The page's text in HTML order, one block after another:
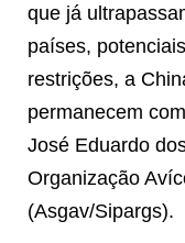
que já
países,
restrições, a
permanecem
José Eduardo
Organização
(Asgav/Sipargs).